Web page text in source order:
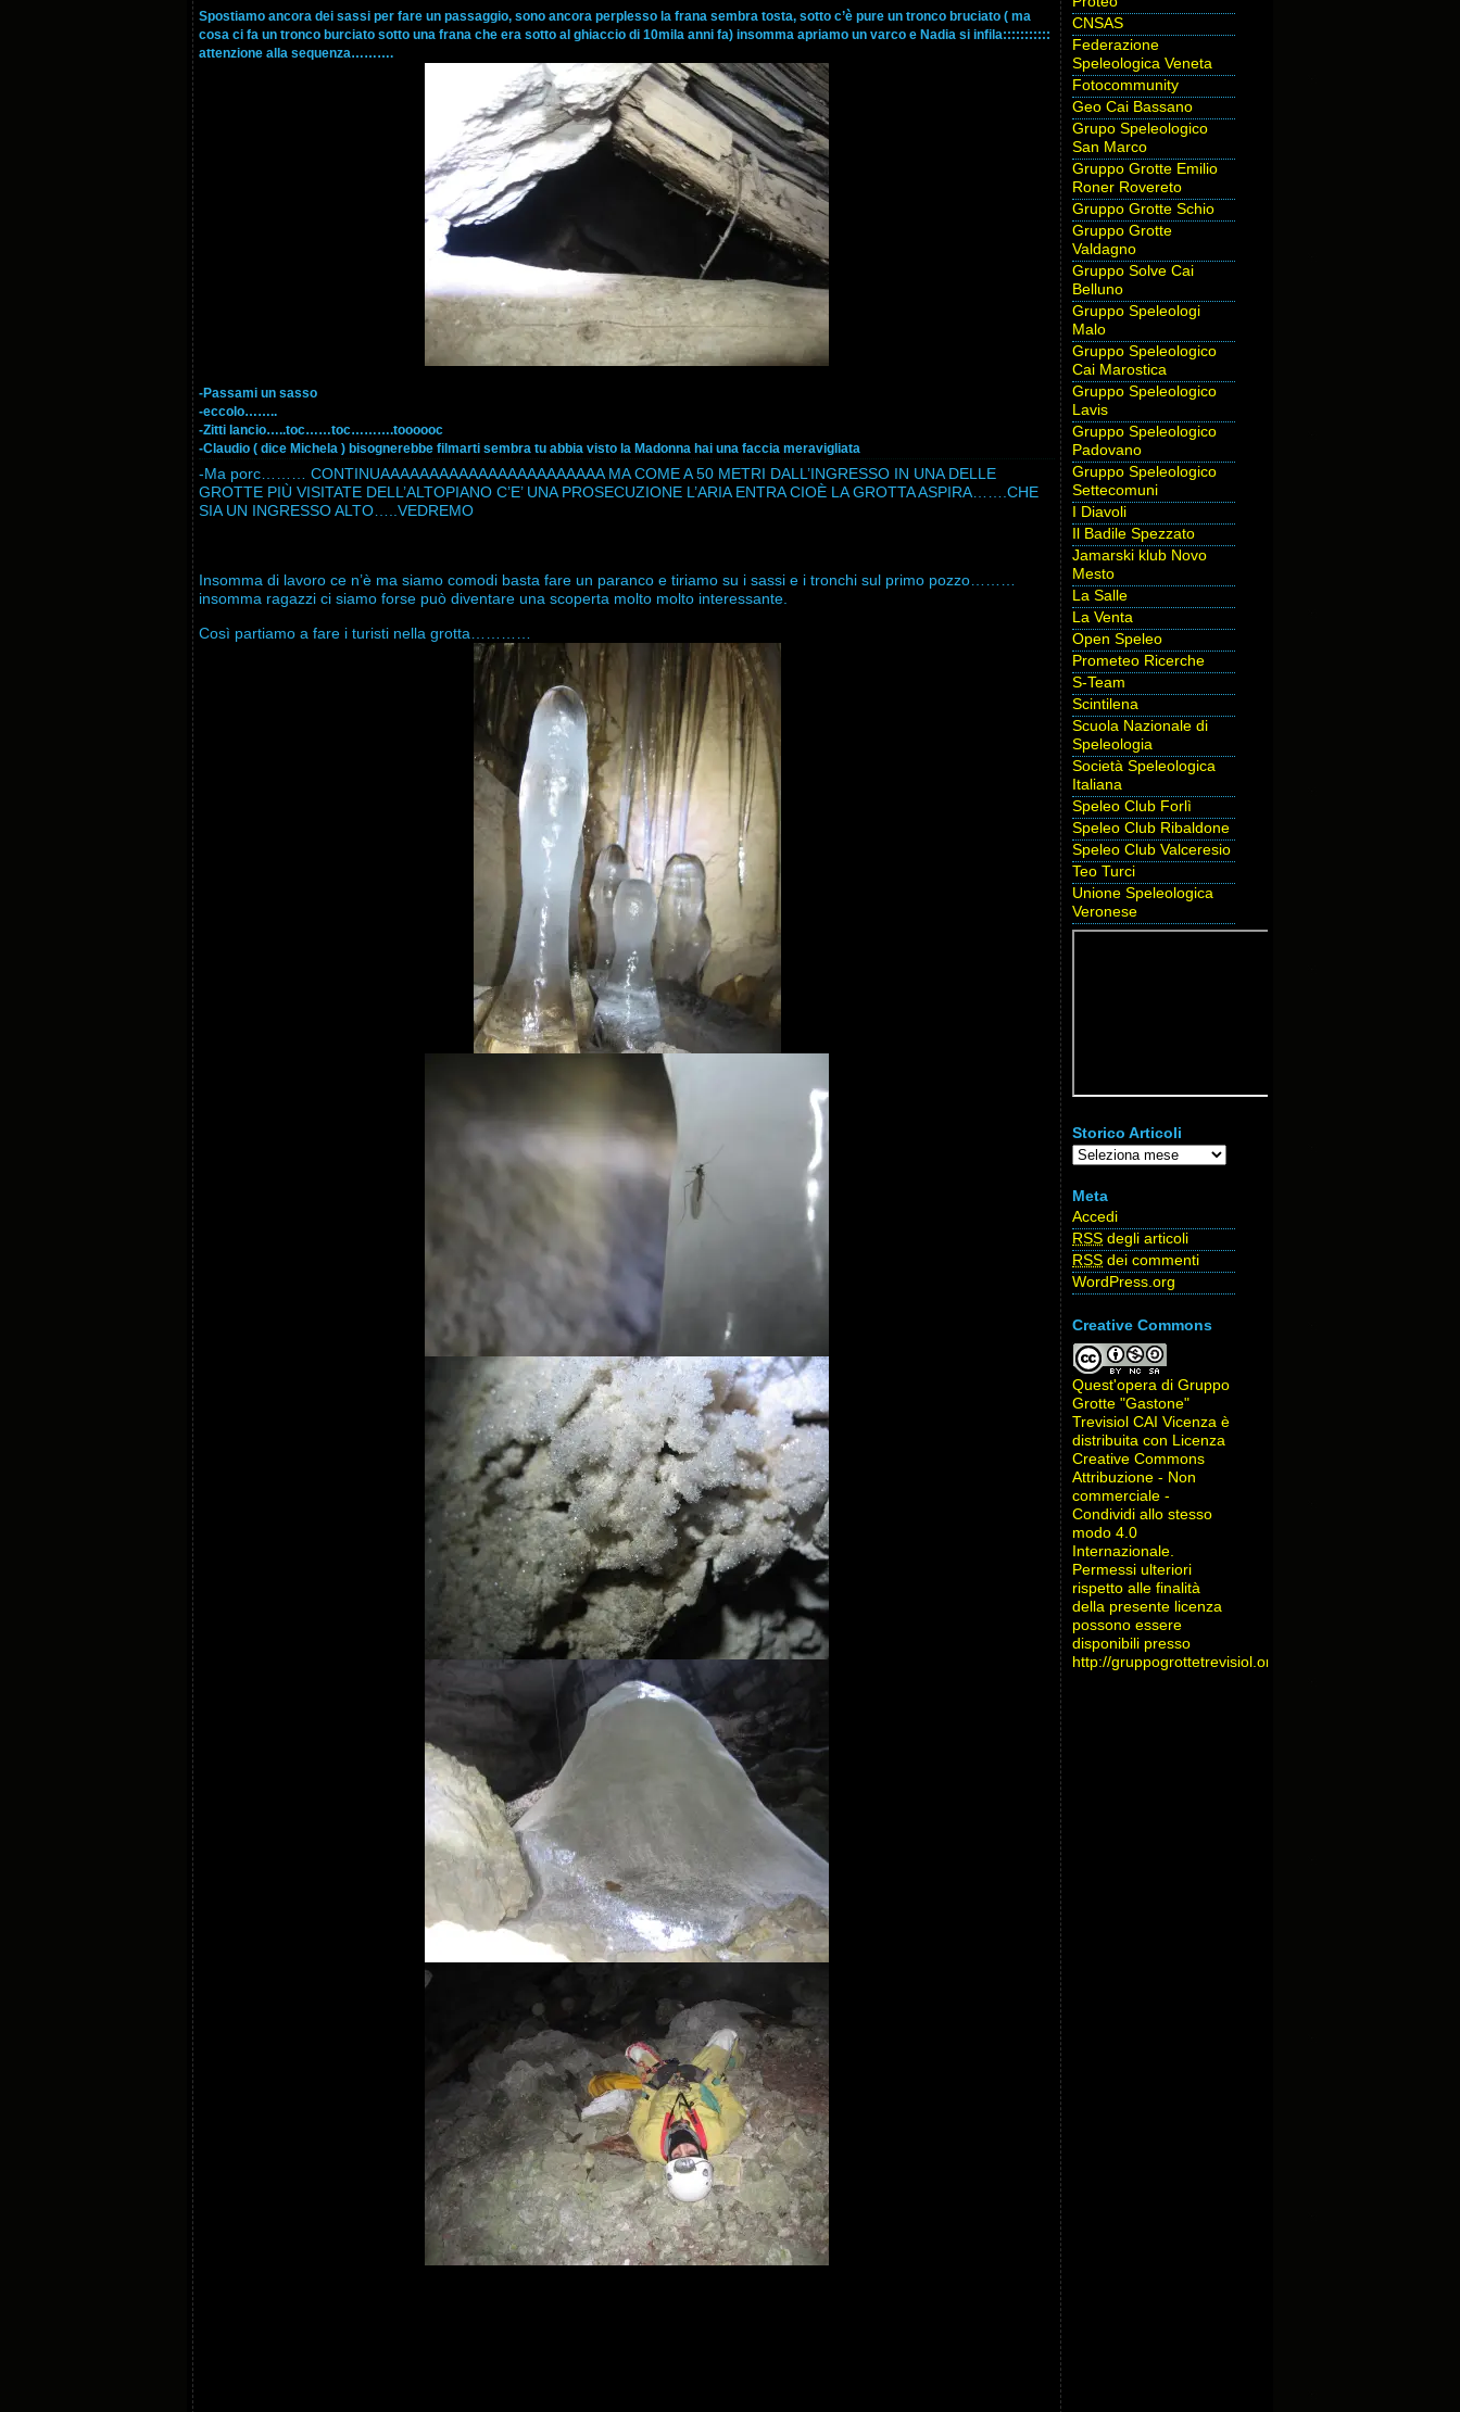
Spostiamo ancora dei sassi per fare un passaggio, sono ancora perplesso la frana sembra tosta, sotto c’è pure un tronco bruciato ( ma
cosa ci fa un tronco burciato sotto una frana che era sotto al ghiaccio di 10mila anni fa) insomma apriamo un varco e Nadia si infila:::::::::::
attenzione alla sequenza……….
-Passami un sasso
-eccolo……..
-Zitti lancio…..toc……toc……….toooooc
-Claudio ( dice Michela ) bisognerebbe filmarti sembra tu abbia visto la Madonna hai una faccia meravigliata
-Ma porc……… CONTINUAAAAAAAAAAAAAAAAAAAAAAA MA COME A 50 METRI DALL’INGRESSO IN UNA DELLE
GROTTE PIÙ VISITATE DELL’ALTOPIANO C’E’ UNA PROSECUZIONE L’ARIA ENTRA CIOÈ LA GROTTA ASPIRA…….CHE
SIA UN INGRESSO ALTO…..VEDREMO
Insomma di lavoro ce n’è ma siamo comodi basta fare un paranco e tiriamo su i sassi e i tronchi sul primo pozzo………
insomma ragazzi ci siamo forse può diventare una scoperta molto molto interessante.
Così partiamo a fare i turisti nella grotta…………
CNSAS
Federazione
Speleologica Veneta
Fotocommunity
Geo Cai Bassano
Grupo Speleologico
San Marco
Gruppo Grotte Emilio
Roner Rovereto
Gruppo Grotte Schio
Gruppo Grotte
Valdagno
Gruppo Solve Cai
Belluno
Gruppo Speleologi
Malo
Gruppo Speleologico
Cai Marostica
Gruppo Speleologico
Lavis
Gruppo Speleologico
Padovano
Gruppo Speleologico
Settecomuni
I Diavoli
Il Badile Spezzato
Jamarski klub Novo
Mesto
La Salle
La Venta
Open Speleo
Prometeo Ricerche
S-Team
Scintilena
Scuola Nazionale di
Speleologia
Società Speleologica
Italiana
Speleo Club Forlì
Speleo Club Ribaldone
Speleo Club Valceresio
Teo Turci
Unione Speleologica
Veronese
Storico Articoli
Storico
Meta
Accedi
RSS degli articoli
RSS dei commenti
WordPress.org
Creative Commons
Quest'opera di Gruppo
Grotte "Gastone"
Trevisiol CAI Vicenza è
distribuita con Licenza
Creative Commons
Attribuzione - Non
commerciale -
Condividi allo stesso
modo 4.0
Internazionale.
Permessi ulteriori
rispetto alle finalità
della presente licenza
possono essere
disponibili presso
http://gruppogrottetrevisiol.org/contatti/